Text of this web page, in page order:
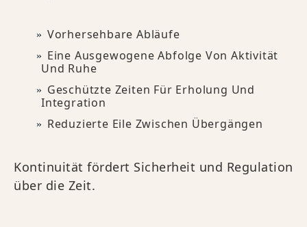
Vorhersehbare Abläufe
Eine Ausgewogene Abfolge Von Aktivität
Und Ruhe
Geschützte Zeiten Für Erholung Und
Integration
Reduzierte Eile Zwischen Übergängen
Kontinuität fördert Sicherheit und Regulation
über die Zeit.